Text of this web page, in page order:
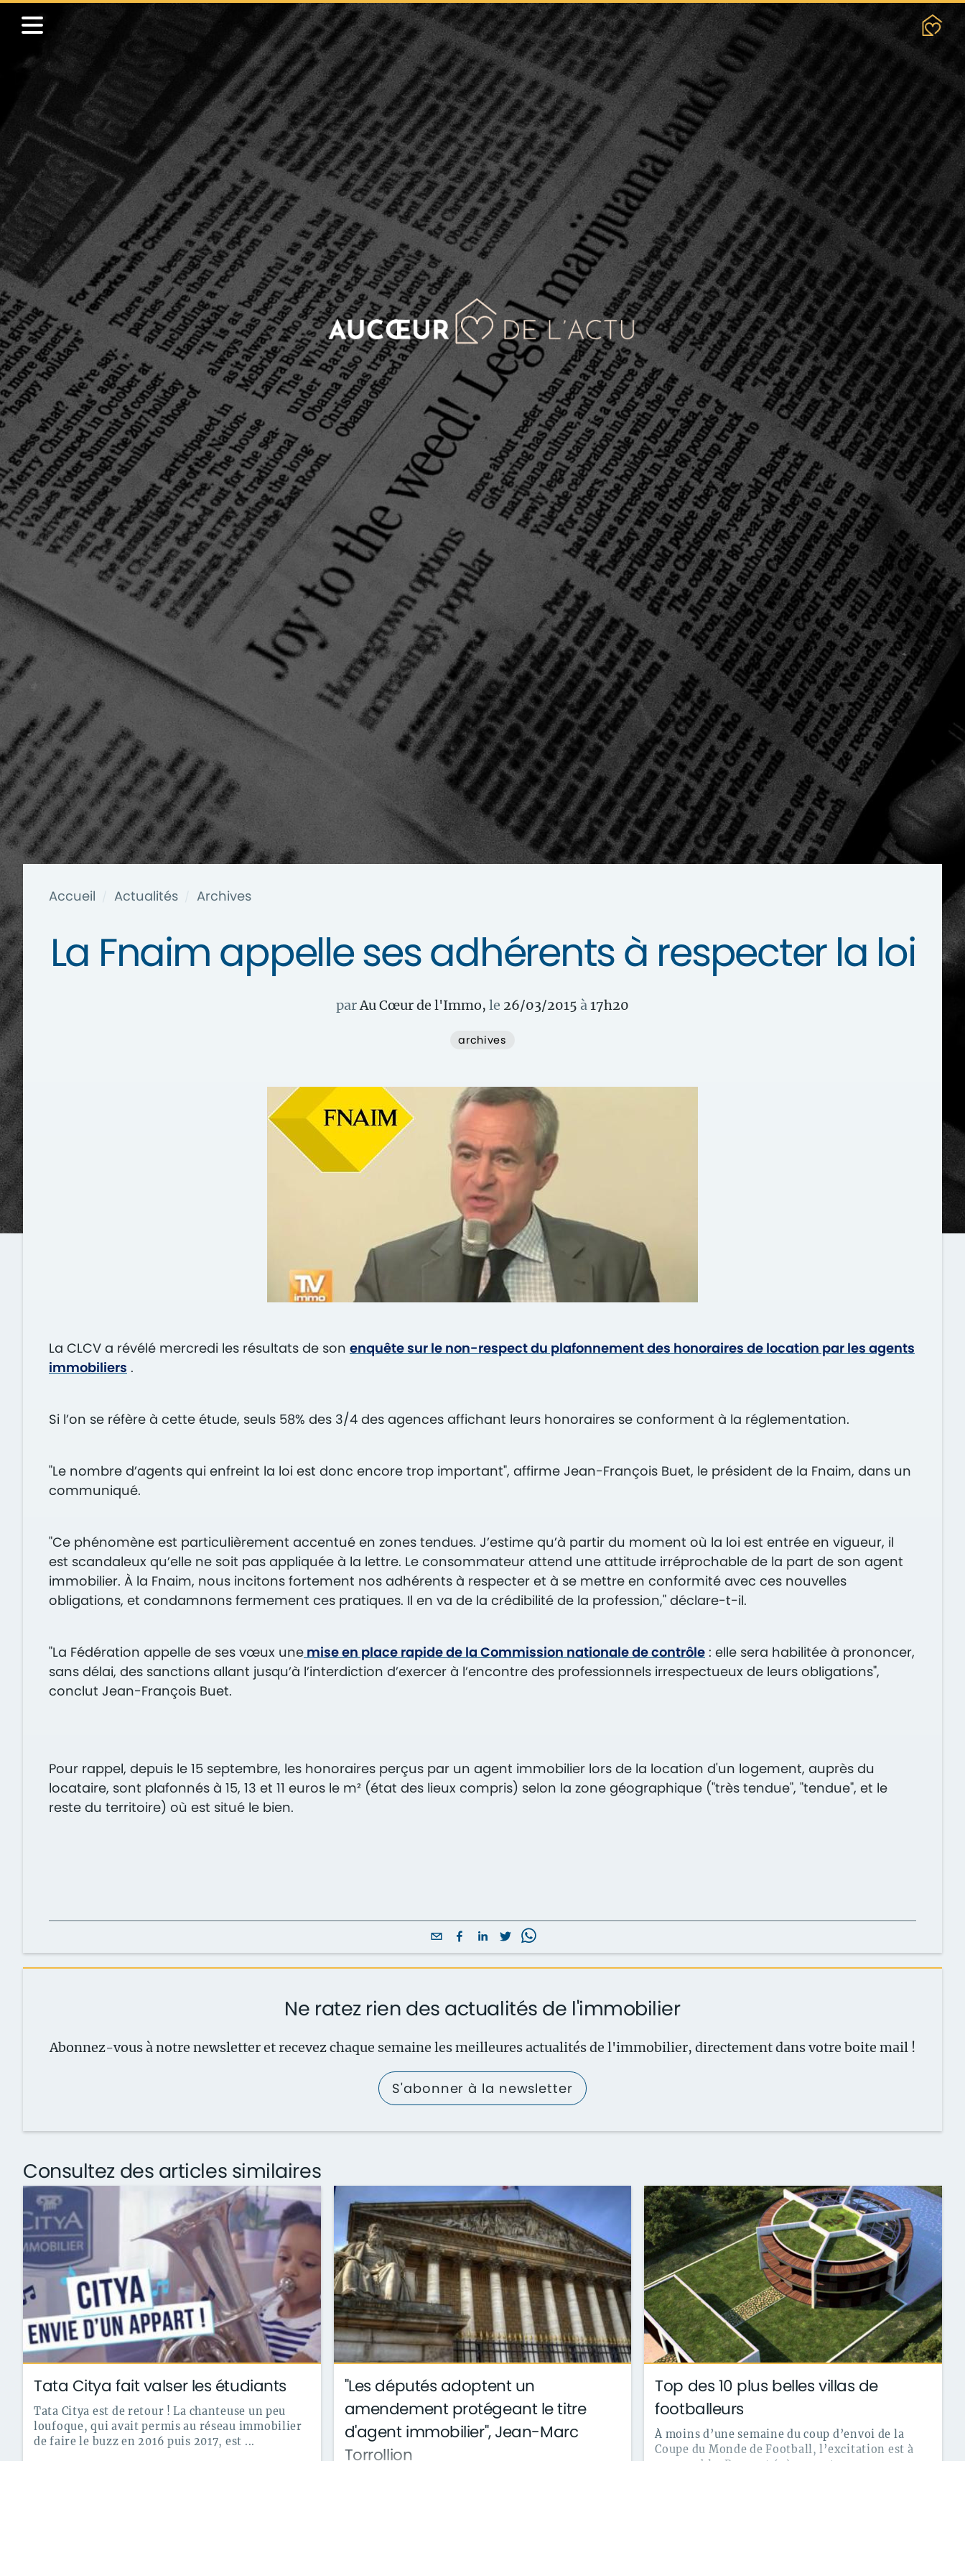
Accueil Actualités Archives
La Fnaim appelle ses adhérents à respecter la loi
parAu Cœur de l'Immo, le 26/03/2015 à17h20
archives
La CLCV a révélé mercredi les résultats de son enquête sur le non-respect du plafonnement des honoraires de location par les agents
immobiliers .
Si l’on se réfère à cette étude, seuls 58% des 3/4 des agences affichant leurs honoraires se conforment à la réglementation.
"Le nombre d’agents qui enfreint la loi est donc encore trop important", affirme Jean-François Buet, le président de la Fnaim, dans un
communiqué.
"Ce phénomène est particulièrement accentué en zones tendues. J’estime qu’à partir du moment où la loi est entrée en vigueur, il
est scandaleux qu’elle ne soit pas appliquée à la lettre. Le consommateur attend une attitude irréprochable de la part de son agent
immobilier. À la Fnaim, nous incitons fortement nos adhérents à respecter et à se mettre en conformité avec ces nouvelles
obligations, et condamnons fermement ces pratiques. Il en va de la crédibilité de la profession," déclare-t-il.
"La Fédération appelle de ses vœux une mise en place rapide de la Commission nationale de contrôle : elle sera habilitée à prononcer,
sans délai, des sanctions allant jusqu’à l’interdiction d’exercer à l’encontre des professionnels irrespectueux de leurs obligations",
conclut Jean-François Buet.
Pour rappel, depuis le 15 septembre, les honoraires perçus par un agent immobilier lors de la location d'un logement, auprès du
locataire, sont plafonnés à 15, 13 et 11 euros le m² (état des lieux compris) selon la zone géographique ("très tendue", "tendue", et le
reste du territoire) où est situé le bien.
Ne ratez rien des actualités de l'immobilier
Abonnez-vous à notre newsletter et recevez chaque semaine les meilleures actualités de l'immobilier, directement dans votre boite mail !
S'abonner à la newsletter
Consultez des articles similaires
Tata Citya fait valser les étudiants
Tata Citya est de retour ! La chanteuse un peu
loufoque, qui avait permis au réseau immobilier
de faire le buzz en 2016 puis 2017, est ...
"Les députés adoptent un
amendement protégeant le titre
d'agent immobilier", Jean-Marc
Torrollion
Top des 10 plus belles villas de
footballeurs
À moins d’une semaine du coup d’envoi de la
Coupe du Monde de Football, l’excitation est à
son comble. Pour cet évènement ...